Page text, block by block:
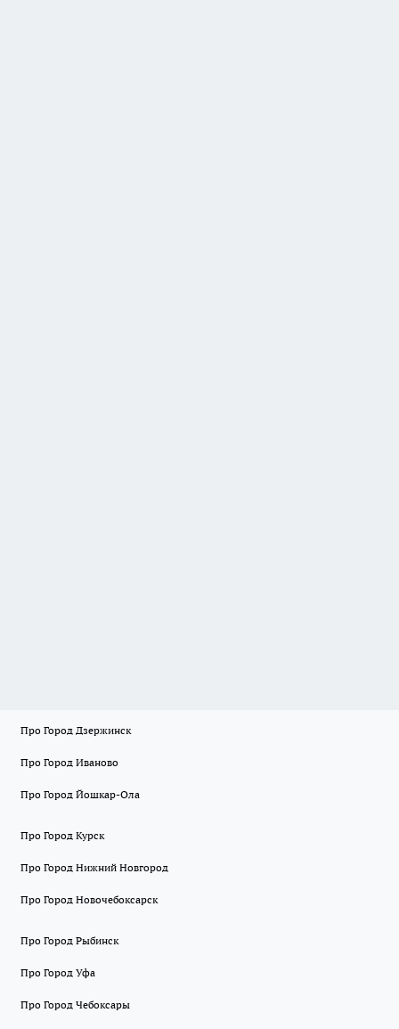
Про Город Дзержинск
Про Город Иваново
Про Город Йошкар-Ола
Про Город Курск
Про Город Нижний Новгород
Про Город Новочебоксарск
Про Город Рыбинск
Про Город Уфа
Про Город Чебоксары